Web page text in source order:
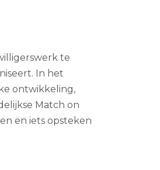
te
In het
ontwikkeling,
Match on
en iets opsteken